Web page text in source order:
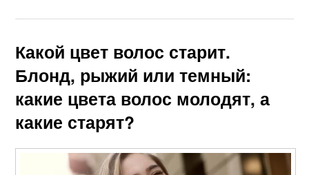
Какой цвет волос старит.
Блонд, рыжий или темный:
какие цвета волос молодят, а
какие старят?